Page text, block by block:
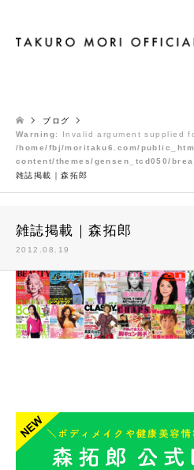
ブログ
Warning: Invalid argument supplied
/home/fbj/moritaku6.com/
content/themes/gensen_tcd050/
雑誌掲載｜森拓郎
雑誌掲載｜森拓郎
2012.08.19